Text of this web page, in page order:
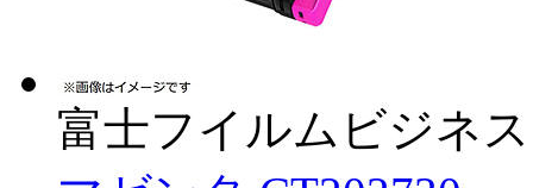
富士フイルムビジネ